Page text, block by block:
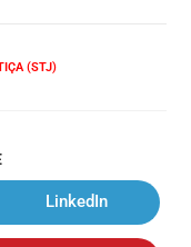
(STJ)
LinkedIn